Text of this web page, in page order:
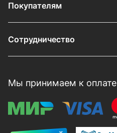
Покупателям
Сотрудничество
Мы принимаем к оплате